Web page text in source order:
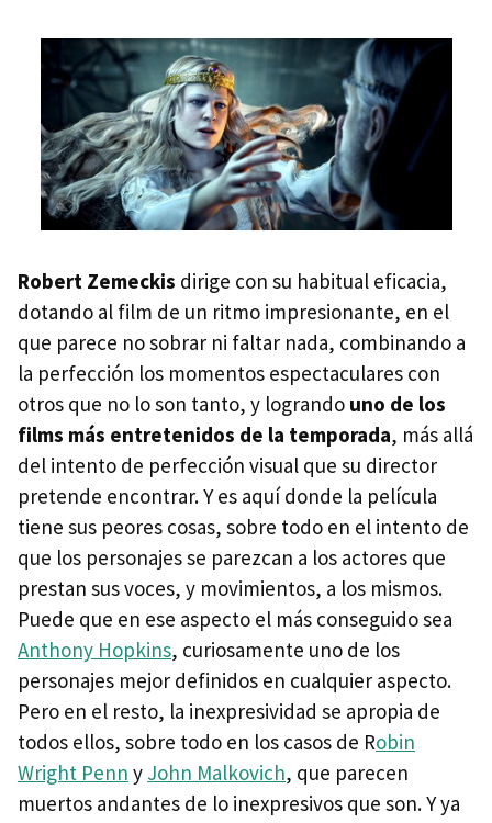
Robert Zemeckis dirige con su habitual eficacia,
dotando al film de un ritmo impresionante, en el
que parece no sobrar ni faltar nada, combinando a
la perfección los momentos espectaculares con
otros que no lo son tanto, y logrando uno de los
films más entretenidos de la temporada, más allá
del intento de perfección visual que su director
pretende encontrar. Y es aquí donde la película
tiene sus peores cosas, sobre todo en el intento de
que los personajes se parezcan a los actores que
prestan sus voces, y movimientos, a los mismos.
Puede que en ese aspecto el más conseguido sea
Anthony Hopkins, curiosamente uno de los
personajes mejor definidos en cualquier aspecto.
Pero en el resto, la inexpresividad se apropia de
todos ellos, sobre todo en los casos de Robin
Wright Penn y John Malkovich, que parecen
muertos andantes de lo inexpresivos que son. Y ya